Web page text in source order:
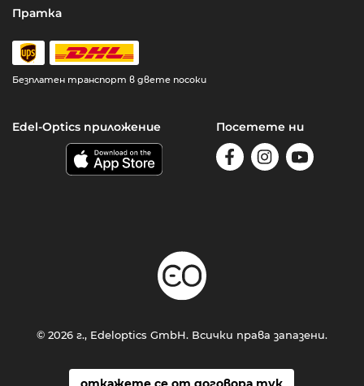
Пратка
Безплатен транспорт в двете посоки
Edel-Optics приложение Посетете ни
© 2026 г., Edeloptics GmbH. Всички права запазени.